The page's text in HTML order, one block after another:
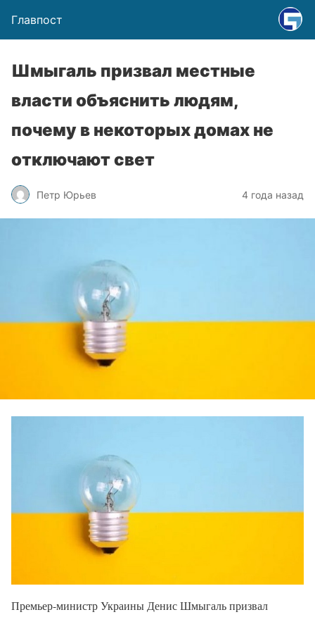
Главпост
Шмыгаль призвал местные
власти объяснить людям,
почему в некоторых домах не
отключают свет
Петр Юрьев 4 года назад
Премьер-министр Украины Денис Шмыгаль призвал